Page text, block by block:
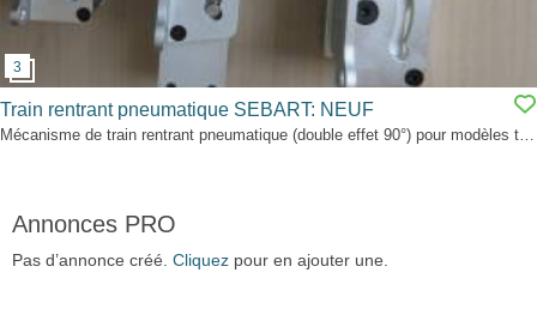
Train rentrant pneumatique SEBART: NEUF
Mécanisme de train rentrant pneumatique (double effet 90°) pour modèles tricycles de 10 à 15 Kg. Avec en supplément: 1 vérin de secours et 2 bonbonnes d'air (300 cm3 x 2) Jamais utilisé. Ensemble NEUF. Franco de port sur la France.
Annonces PRO
Pas d’annonce créé. Cliquez pour en ajouter une.